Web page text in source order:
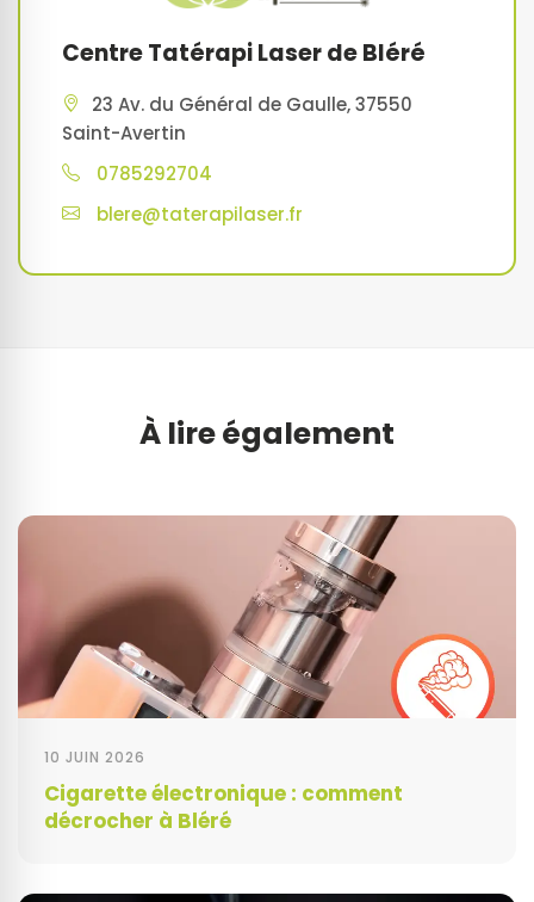
Centre Tatérapi Laser de Bléré
23 Av. du Général de Gaulle, 37550
Saint-Avertin
0785292704
blere@taterapilaser.fr
À lire également
10 JUIN 2026
Cigarette électronique : comment
décrocher à Bléré